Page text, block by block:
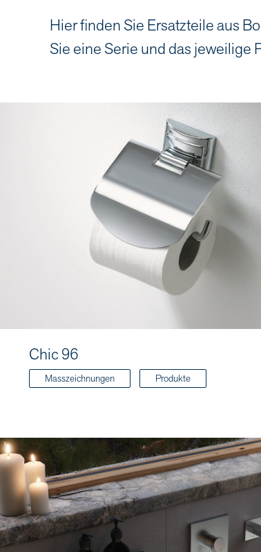
Hier finden Sie Ersatzteile aus
Sie eine Serie und das jeweilige
Chic 96
Masszeichnungen Produkte